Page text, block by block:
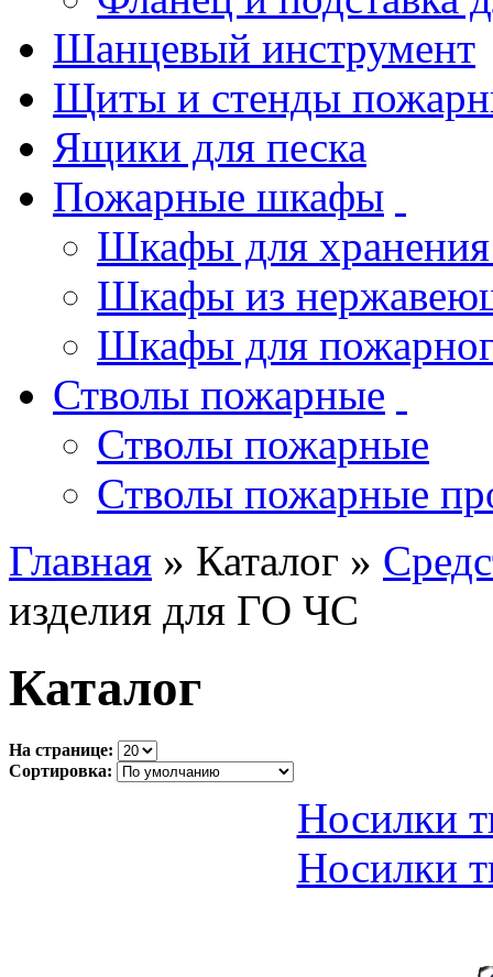
Шанцевый инструмент
Щиты и стенды
Ящики для песка
Пожарные шкафы
Шкафы для хранения
Шкафы из
Шкафы для
Стволы пожарные
Стволы пожарные
Стволы пожарные
Главная » Каталог »
изделия для ГО ЧС
Каталог
На странице:
Сортировка:
Носилки
Носилки